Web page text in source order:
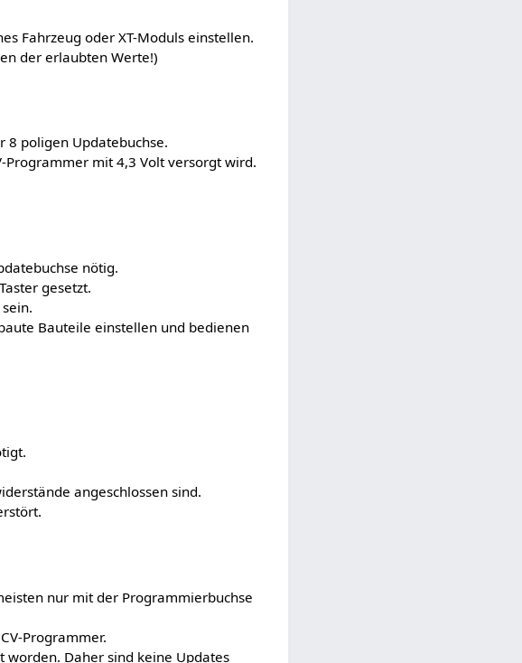
Fahrzeug oder XT-Moduls einstellen.
der erlaubten Werte!)
8 poligen Updatebuchse.
Programmer mit 4,3 Volt versorgt wird.
nötig.
gesetzt.
Bauteile einstellen und bedienen
angeschlossen sind.
nur mit der Programmierbuchse
Programmer.
worden. Daher sind keine Updates